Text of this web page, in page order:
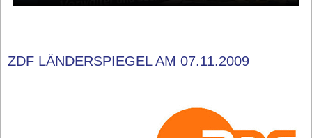
ZDF LÄNDERSPIEGEL AM 07.11.2009